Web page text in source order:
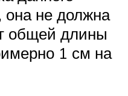
она не должна
общей длины
1 см на